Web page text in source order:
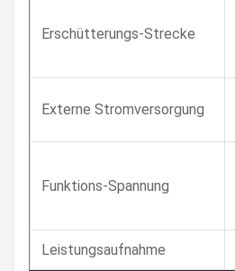
Erschütterungs-Strecke
Externe Stromversorgung
Funktions-Spannung
Leistungsaufnahme